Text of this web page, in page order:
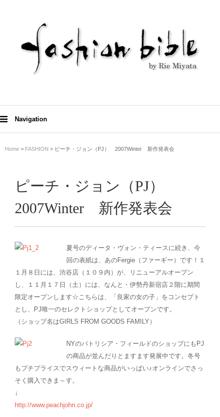
Navigation
Home > FASHION > ピーチ・ジョン（PJ） 2007Winter 新作発表会
ピーチ・ジョン（PJ）
2007Winter 新作発表会
夏号のディータ・ヴォン・ティースに続き、今
回の表紙は、あのFergie（ファーギー）です！１
１月８日には、渋谷店（１０９内）が、リニューアルオープン
し、１１月１７日（土）には、なんと・伊勢丹新宿店２階に期間
限定オープンします☆こちらは、「良家の女の子」をコンセプト
とし、PJ唯一のセレクトショップとしてオープンです。
（ショップ名はGIRLS FROM GOODS FAMILY）
NYのパトリシア・フィールドのショップにもPJ
の商品が並んだりとますます発展中です。冬号
もプチプライスでスウィートな商品がいっぱい♪オンラインでさっ
そく購入できま～す。
↓
http://www.peachjohn.co.jp/